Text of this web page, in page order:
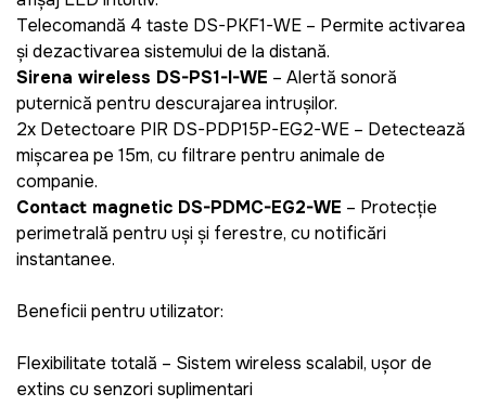
Telecomandă 4 taste DS-PKF1-WE – Permite activarea
și dezactivarea sistemului de la distanță.
Sirena wireless DS-PS1-I-WE – Alertă sonoră
puternică pentru descurajarea intrușilor.
2x Detectoare PIR DS-PDP15P-EG2-WE – Detectează
mișcarea pe 15m, cu filtrare pentru animale de
companie.
Contact magnetic DS-PDMC-EG2-WE – Protecție
perimetrală pentru uși și ferestre, cu notificări
instantanee.
Beneficii pentru utilizator:
Flexibilitate totală – Sistem wireless scalabil, ușor de
extins cu senzori suplimentari